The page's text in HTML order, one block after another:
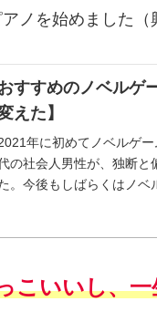
ノを始めました（
すすめのノベルゲ
えた】
年に初めてノベルゲ
の社会人男性が、独断と
。今後もしばらくはノベ
こいいし、